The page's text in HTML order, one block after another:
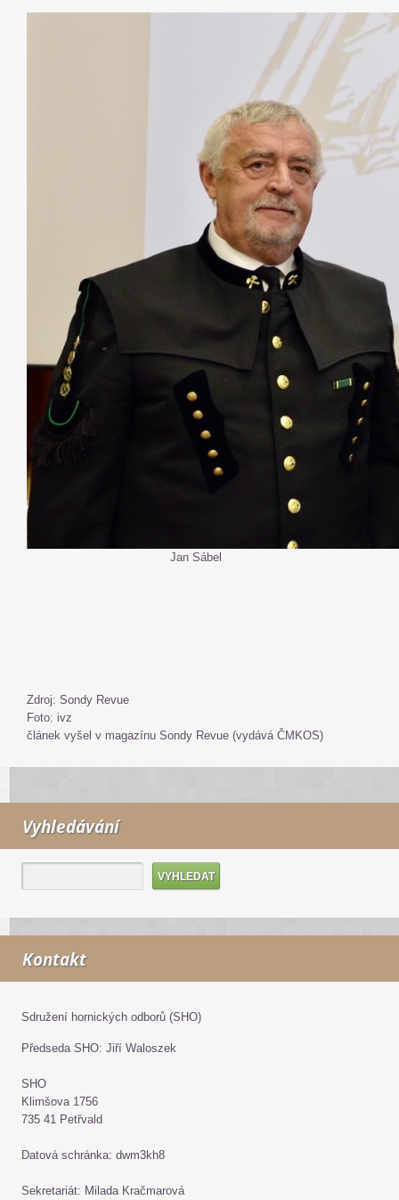
Jan Sábel
Zdroj: Sondy Revue
Foto: ivz
článek vyšel v magazínu Sondy Revue (vydává ČMKOS)
Vyhledávání
Kontakt
Sdružení hornických odborů (SHO)
Předseda SHO: Jiří Waloszek
SHO
Klimšova 1756
735 41 Petřvald
Datová schránka: dwm3kh8
Sekretariát: Milada Kračmarová